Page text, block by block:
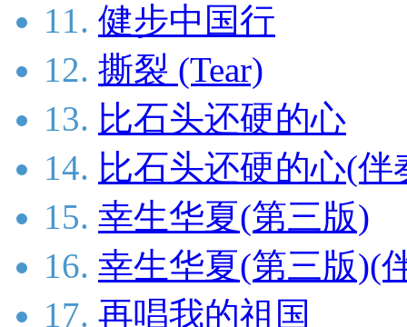
11. 健步中国行
12. 撕裂 (Tear)
13. 比石头还硬的心
14. 比石头还硬的心(伴
15. 幸生华夏(第三版)
16. 幸生华夏(第三版)(
17. 再唱我的祖国